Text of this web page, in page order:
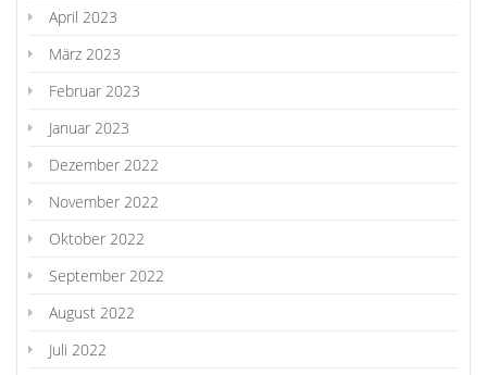
April 2023
März 2023
Februar 2023
Januar 2023
Dezember 2022
November 2022
Oktober 2022
September 2022
August 2022
Juli 2022